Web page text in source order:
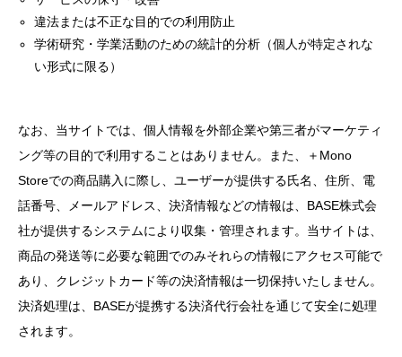
違法または不正な目的での利用防止
学術研究・学業活動のための統計的分析（個人が特定されな
い形式に限る）
なお、当サイトでは、個人情報を外部企業や第三者がマーケティ
ング等の目的で利用することはありません。また、＋Mono
Storeでの商品購入に際し、ユーザーが提供する氏名、住所、電
話番号、メールアドレス、決済情報などの情報は、BASE株式会
社が提供するシステムにより収集・管理されます。当サイトは、
商品の発送等に必要な範囲でのみそれらの情報にアクセス可能で
あり、クレジットカード等の決済情報は一切保持いたしません。
決済処理は、BASEが提携する決済代行会社を通じて安全に処理
されます。